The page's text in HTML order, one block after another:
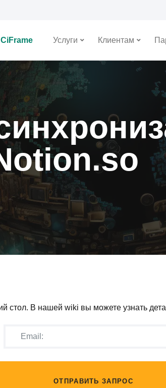
Услуги Клиентам
стол. В нашей wiki вы можете узнать
ОТПРАВИТЬ ЗАПРОС